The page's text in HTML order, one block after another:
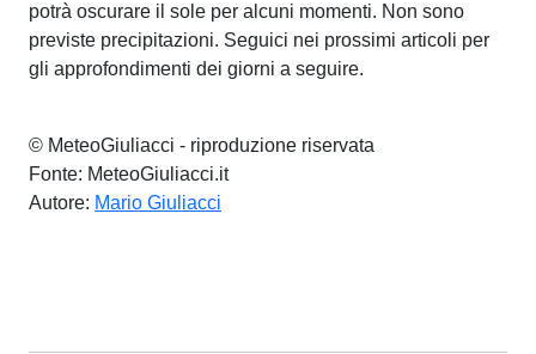
potrà oscurare il sole per alcuni momenti. Non sono
previste precipitazioni. Seguici nei prossimi articoli per
gli approfondimenti dei giorni a seguire.
© MeteoGiuliacci - riproduzione riservata
Fonte: MeteoGiuliacci.it
Autore: Mario Giuliacci